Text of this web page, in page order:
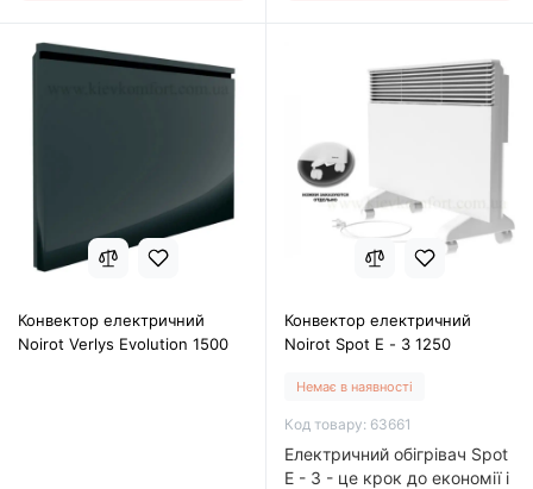
Конвектор електричний
Noirot Verlys Evolution 1500
Конвектор електричний
Noirot Spot E - 3 1250
Немає в наявності
Код товару: 63661
Електричний обігрівач Spot
E - 3 - це крок до економії і